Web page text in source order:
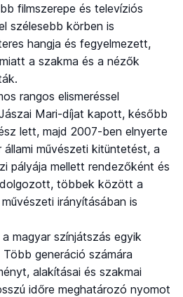
filmszerepe és televíziós
szélesebb körben is
hangja és fegyelmezett,
a szakma és a nézők
rangos elismeréssel
Mari-díjat kapott, később
lett, majd 2007-ben elnyerte
művészeti kitüntetést, a
pályája mellett rendezőként és
többek között a
irányításában is
magyar színjátszás egyik
generáció számára
alakításai és szakmai
időre meghatározó nyomot